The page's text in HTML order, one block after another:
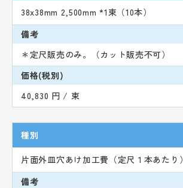
38x38mm 2,500mm *1束（10本）
備考
＊定尺販売のみ。（カット販売不可）
価格(税別)
40,830 円 / 束
種別
片面外皿穴あけ加工費（定尺１本あたり）
備考